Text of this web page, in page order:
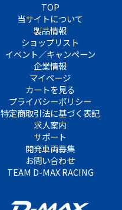
TOP
当サイトについて
製品情報
ショップリスト
イベント／キャンペーン
企業情報
マイページ
カートを見る
プライバシーポリシー
特定商取引法に基づく表記
求人案内
サポート
開発車両募集
お問い合わせ
TEAM D-MAX RACING